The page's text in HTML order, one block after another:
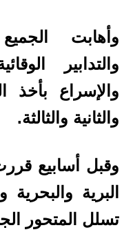
وأهابت الجميع
والتدابير
والإسراع بأخذ
والثانية والثالثة.
وقبل أسابيع
البرية
تسلل المتحور